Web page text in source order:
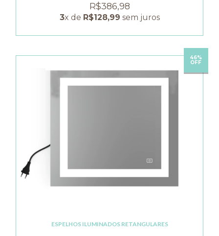
R$386,98
3x de R$128,99 sem juros
46%
OFF
ESPELHOS ILUMINADOS RETANGULARES